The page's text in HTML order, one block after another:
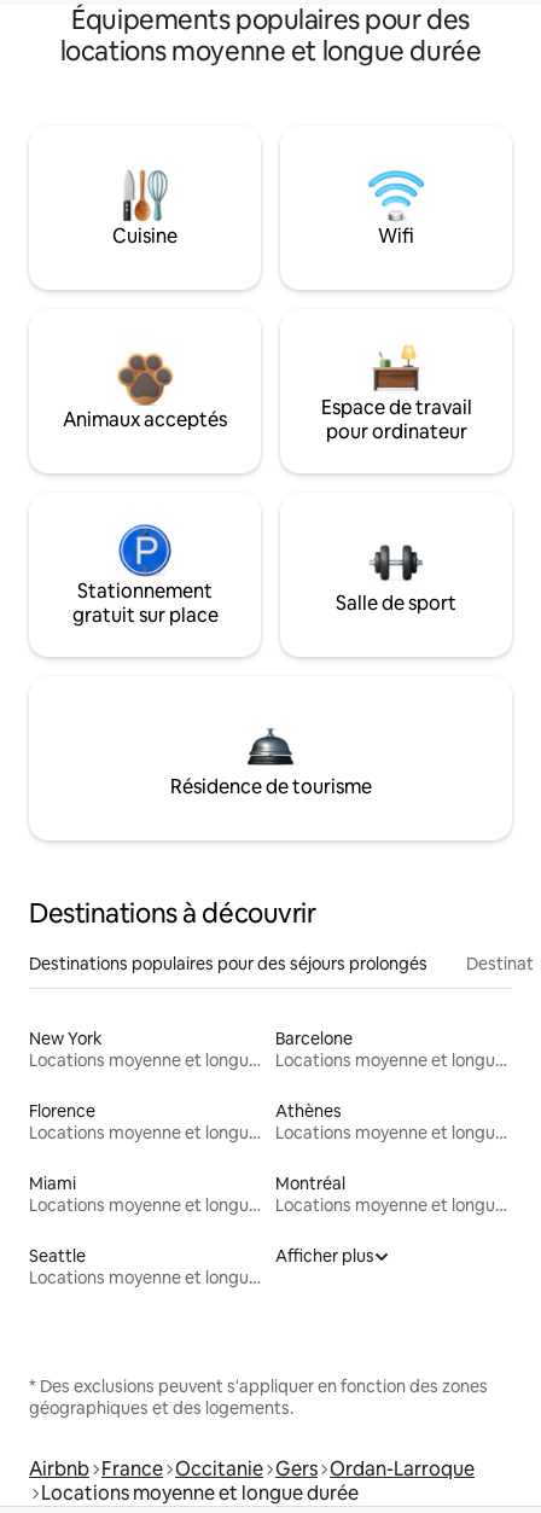
Équipements populaires pour des
locations moyenne et longue durée
Cuisine Wifi
Animaux acceptés
Espace de travail
pour ordinateur
Stationnement
gratuit sur place
Salle de sport
Résidence de tourisme
Destinations à découvrir
Destinations populaires pour des séjours prolongés
New York
Locations moyenne et longue durée
Barcelone
Locations moyenne et longue durée
Florence
Locations moyenne et longue durée
Athènes
Locations moyenne et longue durée
Miami
Locations moyenne et longue durée
Montréal
Locations moyenne et longue durée
Seattle
Locations moyenne et longue durée
Afficher plus
* Des exclusions peuvent s'appliquer en fonction des zones
géographiques et des logements.
Airbnb France Occitanie Gers Ordan-Larroque
Locations moyenne et longue durée